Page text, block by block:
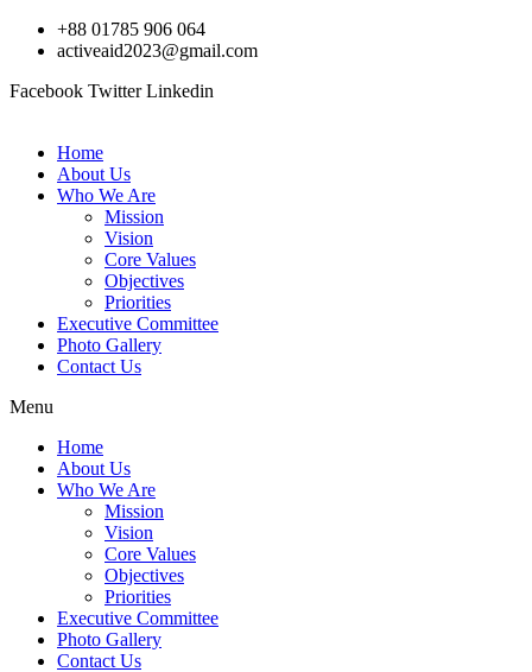
Skip
+88 01785 906 064
activeaid2023@gmail.com
Facebook Twitter Linkedin
Home
About Us
Who We Are
Mission
Vision
Core Values
Objectives
Priorities
Executive Committee
Photo Gallery
Contact Us
Menu
Home
About Us
Who We Are
Mission
Vision
Core Values
Objectives
Priorities
Executive Committee
Photo Gallery
Contact Us